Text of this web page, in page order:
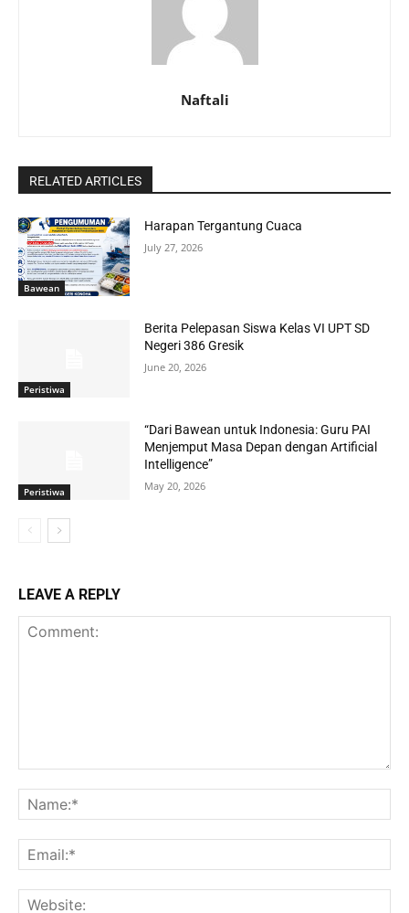
Naftali
RELATED ARTICLES
Bawean
Harapan Tergantung Cuaca
July 27, 2026
Peristiwa
Berita Pelepasan Siswa Kelas VI UPT SD
Negeri 386 Gresik
June 20, 2026
Peristiwa
“Dari Bawean untuk Indonesia: Guru PAI
Menjemput Masa Depan dengan Artificial
Intelligence”
May 20, 2026
LEAVE A REPLY